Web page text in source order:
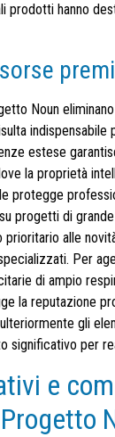
prodotti hanno
Noun
estese
la proprietà
protegge
progetti di
alle
Per
di ampio
la reputazione
gli
significativo per
e